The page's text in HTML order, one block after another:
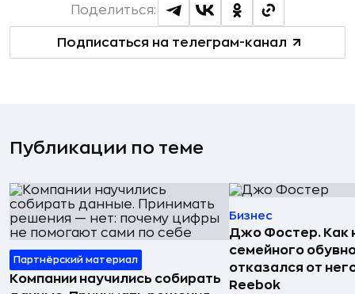
Подписаться на телеграм-канал
Поделиться:
Публикации по теме
Партнёрский материал
Компании научились собирать
Бизнес
Джо Фостер. Как
семейного
отказался от
Reebok